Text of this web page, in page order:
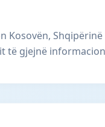
Kosovën,
të gjejnë